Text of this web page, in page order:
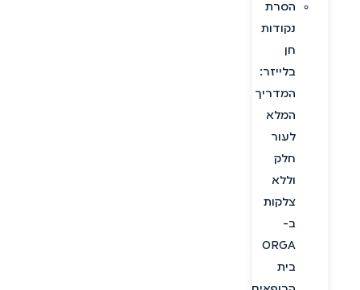
הסרת
נקודות
חן
בלייזר:
המדריך
המלא
לעור
חלק
וללא
צלקות
ב-
ORGA
בית